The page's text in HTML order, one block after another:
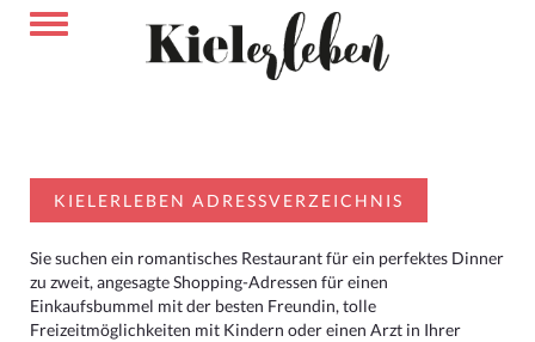
KIELERLEBEN ADRESSVERZEICHNIS
Sie suchen ein romantisches Restaurant für ein perfektes Dinner
zu zweit, angesagte Shopping-Adressen für einen
Einkaufsbummel mit der besten Freundin, tolle
Freizeitmöglichkeiten mit Kindern oder einen Arzt in Ihrer